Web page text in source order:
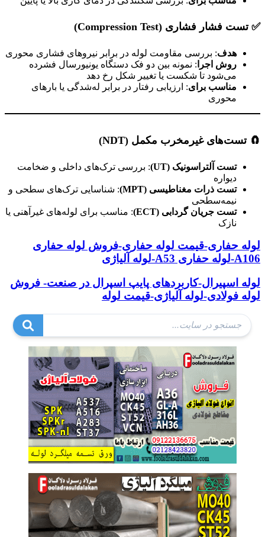
✅ تست فشار فشاری (Compression Test)
هدف: بررسی مقاومت لوله در برابر نیروهای فشاری محوری
روش اجرا : نمونه بین دو فک دستگاه یونیورسال فشرده
می‌شود تا شکست یا تغییر شکل رخ دهد
مناسب برای: ارزیابی رفتار در برابر له‌شدگی یا بارهای
محوری
🧲 تست‌های غیرمخرب مکمل (NDT)
تست آلتراسونیک (UT)
: بررسی ترک‌های داخلی و ضخامت
دیواره
تست ذرات مغناطیسی (MPT)
: شناسایی ترک‌های سطحی و
نیمه‌سطحی
تست جریان گردابی (ECT)
: مناسب برای لوله‌های غیرآهنی یا
نازک
لوله حفاری-قیمت لوله حفاری-فروش لوله حفاری
A106-لوله حفاری A53-لوله آلیاژی
لوله اسپیرال-کاربردهای پایپ اسپرال در صنعت- فروش
لوله فولادی-لوله آلیاژی-قیمت لوله